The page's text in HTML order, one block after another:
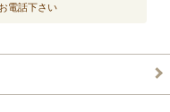
電話下さい